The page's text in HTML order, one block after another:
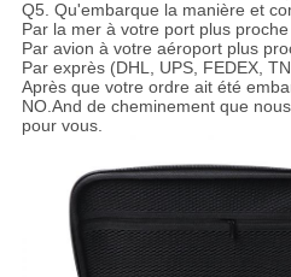
Q5. Qu'embarque la manière et
Par la mer à votre port plus proche
Par avion à votre aéroport plus
Par exprès (DHL, UPS, FEDEX,
Après que votre ordre ait été
NO.And de cheminement que
pour vous.